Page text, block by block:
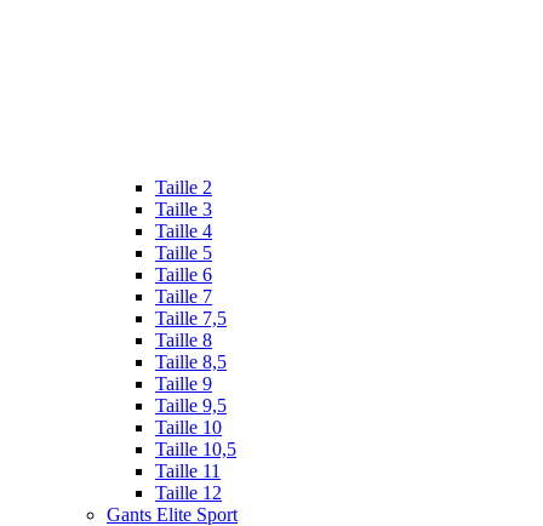
Taille 2
Taille 3
Taille 4
Taille 5
Taille 6
Taille 7
Taille 7,5
Taille 8
Taille 8,5
Taille 9
Taille 9,5
Taille 10
Taille 10,5
Taille 11
Taille 12
Gants Elite Sport